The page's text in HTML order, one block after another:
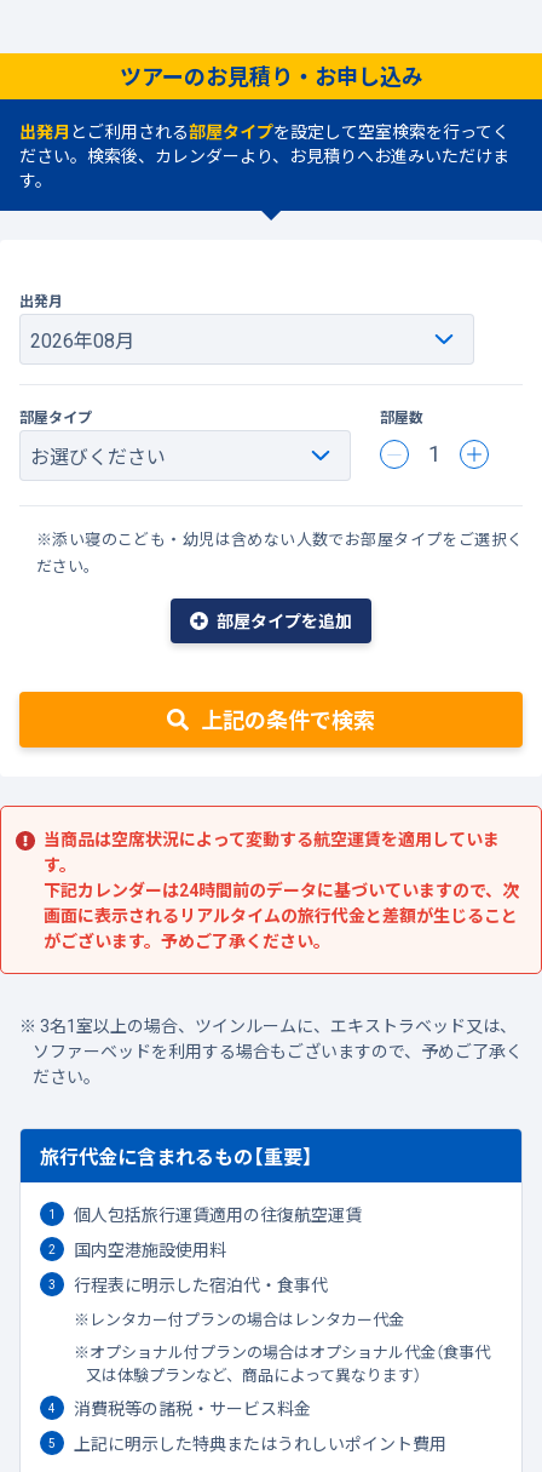
ツアーのお見積り・お申し込み
出発月 とご利用される部屋タイプを設定して空室検索を行ってく
ださい。検索後、カレンダーより、お見積りへお進みいただけま
す。
出発月
部屋タイプ 部屋数
1
※添い寝のこども・幼児は含めない人数でお部屋タイプをご選択く
ださい。
部屋タイプを追加
上記の条件で検索
当商品は空席状況によって変動する航空運賃を適用していま
す。
下記カレンダーは24時間前のデータに基づいていますので、次
画面に表示されるリアルタイムの旅行代金と差額が生じること
がございます。予めご了承ください。
3名1室以上の場合、ツインルームに、エキストラベッド又は、
ソファーベッドを利用する場合もございますので、予めご了承く
ださい。
旅行代金に含まれるもの【重要】
個人包括旅行運賃適用の往復航空運賃
国内空港施設使用料
行程表に明示した宿泊代・食事代
レンタカー付プランの場合はレンタカー代金
オプショナル付プランの場合はオプショナル代金（食事代
又は体験プランなど、商品によって異なります）
消費税等の諸税・サービス料金
上記に明示した特典またはうれしいポイント費用